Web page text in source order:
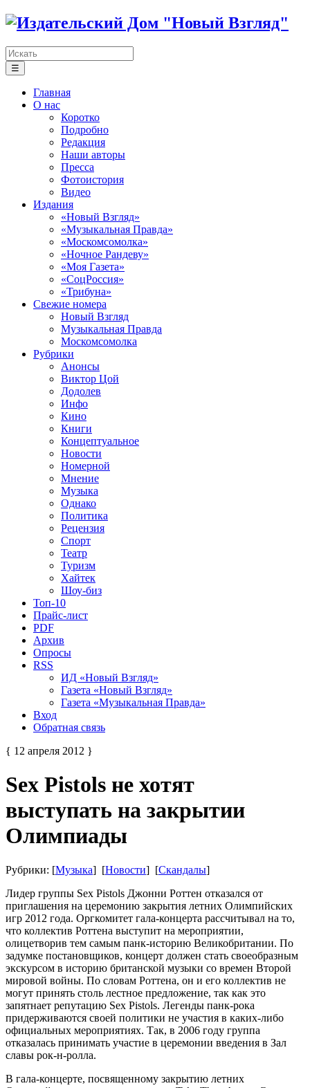
☰
Главная
О нас
Коротко
Подробно
Редакция
Наши авторы
Пресса
Фотоистория
Видео
Издания
«Новый Взгляд»
«Музыкальная Правда»
«Москомсомолка»
«Ночное Рандеву»
«Моя Газета»
«СоцРоссия»
«Трибуна»
Свежие номера
Новый Взгляд
Музыкальная Правда
Москомсомолка
Рубрики
Анонсы
Виктор Цой
Додолев
Инфо
Кино
Книги
Концептуальное
Новости
Номерной
Мнение
Музыка
Однако
Политика
Рецензия
Спорт
Театр
Туризм
Хайтек
Шоу-биз
Топ-10
Прайс-лист
PDF
Архив
Опросы
RSS
ИД «Новый Взгляд»
Газета «Новый Взгляд»
Газета «Музыкальная Правда»
Вход
Обратная связь
{ 12 апреля 2012 }
Sex Pistols не хотят
выступать на закрытии
Олимпиады
Рубрики: [Музыка] [Новости] [Скандалы]
Лидер группы Sex Pistols Джонни Роттен отказался от
приглашения на церемонию закрытия летних Олимпийских
игр 2012 года. Оргкомитет гала-концерта рассчитывал на то,
что коллектив Роттена выступит на мероприятии,
олицетворив тем самым панк-историю Великобритании. По
задумке постановщиков, концерт должен стать своеобразным
экскурсом в историю британской музыки со времен Второй
мировой войны. По словам Роттена, он и его коллектив не
могут принять столь лестное предложение, так как это
запятнает репутацию Sex Pistols. Легенды панк-рока
придерживаются своей политики не участия в каких-либо
официальных мероприятиях. Так, в 2006 году группа
отказалась принимать участие в церемонии введения в Зал
славы рок-н-ролла.
В гала-концерте, посвященному закрытию летних